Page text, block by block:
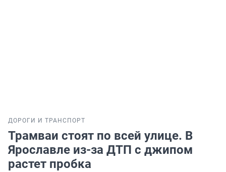
ДОРОГИ И ТРАНСПОРТ
Трамваи стоят по всей улице. В
Ярославле из-за ДТП с джипом
растет пробка